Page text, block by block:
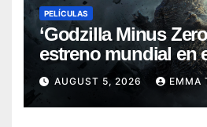
PELÍCULAS
‘Godzilla Minus
estreno mundial en
Cine de Nueva York
AUGUST 5, 2026 EMMA